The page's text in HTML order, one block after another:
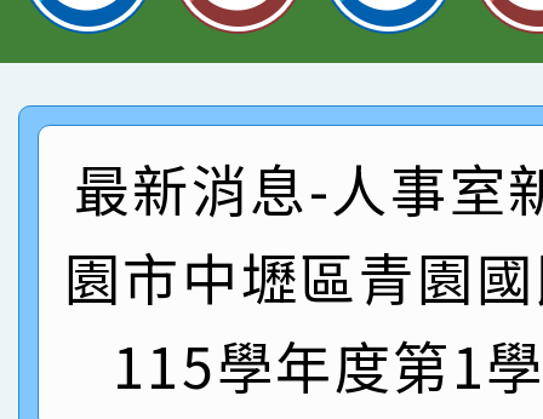
臺灣台語-第二名
市賽榮獲科學小創客佳
創客第三名。
賀！本校參加桃園市中
賽 洪綺君教師榮獲社
名
賀！本校阿巴斯O蜜、
倩參加桃園市科展 國
名 指導老師王老師、
賀！本校四年二班張O
園市英語競賽國小朗讀
指導老師林老師
賀！本校參加桃園市中
賽 劉文瑛教師榮獲教
臺灣台語-第二名
賀！本校參與2026世
市賽榮獲科學小創客佳
最新消息-人事室
園市中壢區青園
115學年度第1